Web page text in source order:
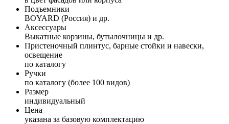
Подъемники
BOYARD (Россия) и др.
Аксессуары
Выкатные корзины, бутылочницы и др.
Пристеночный плинтус, барные стойки и навески,
освещение
по каталогу
Ручки
по каталогу (более 100 видов)
Размер
индивидуальный
Цена
указана за базовую комплектацию